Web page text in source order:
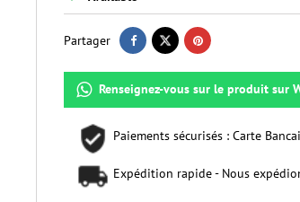
Partager
Renseignez-vous sur le produit sur
Paiements sécurisés : Carte
Expédition rapide - Nous